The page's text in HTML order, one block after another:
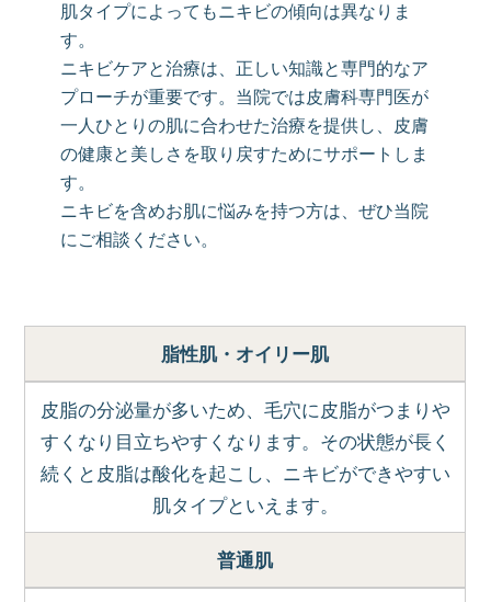
肌タイプによってもニキビの傾向は異なりま
す。
ニキビケアと治療は、正しい知識と専門的なア
プローチが重要です。当院では皮膚科専門医が
一人ひとりの肌に合わせた治療を提供し、皮膚
の健康と美しさを取り戻すためにサポートしま
す。
ニキビを含めお肌に悩みを持つ方は、ぜひ当院
にご相談ください。
脂性肌・オイリー肌
皮脂の分泌量が多いため、毛穴に皮脂がつまりや
すくなり目立ちやすくなります。その状態が長く
続くと皮脂は酸化を起こし、ニキビができやすい
肌タイプといえます。
普通肌